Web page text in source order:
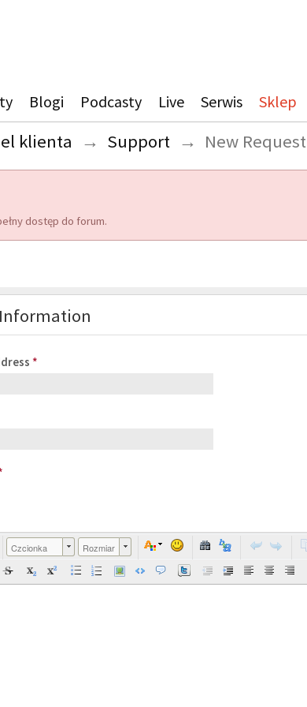
Blogi Podcasty Live Serwis Sklep
klienta → Support → New Request
dostęp do forum.
*
Czcionka Rozmiar